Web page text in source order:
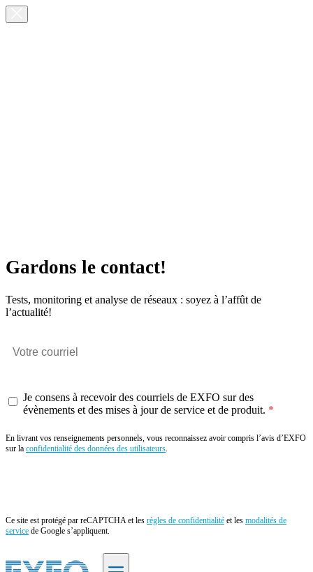
Gardons le contact!
Tests, monitoring et analyse de réseaux : soyez à l’affût de
l’actualité!
Je consens à recevoir des courriels de EXFO sur des
évènements et des mises à jour de service et de produit.
En livrant vos renseignements personnels, vous reconnaissez avoir compris l’avis d’EXFO
sur la confidentialité des données des utilisateurs.
Ce site est protégé par reCAPTCHA et les règles de confidentialité et les modalités de
service de Google s’appliquent.